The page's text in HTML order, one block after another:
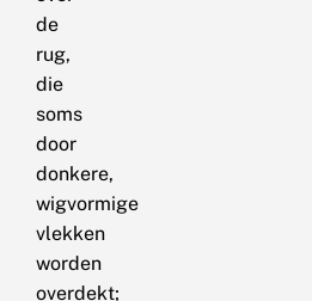
de
rug,
die
soms
door
donkere,
wigvormige
vlekken
worden
overdekt;